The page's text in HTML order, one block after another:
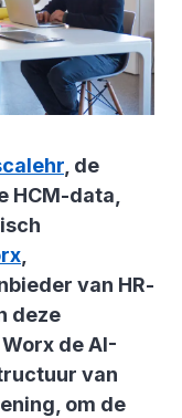
, de
HCM-data,
,
van HR-
deze
de AI-
van
om de